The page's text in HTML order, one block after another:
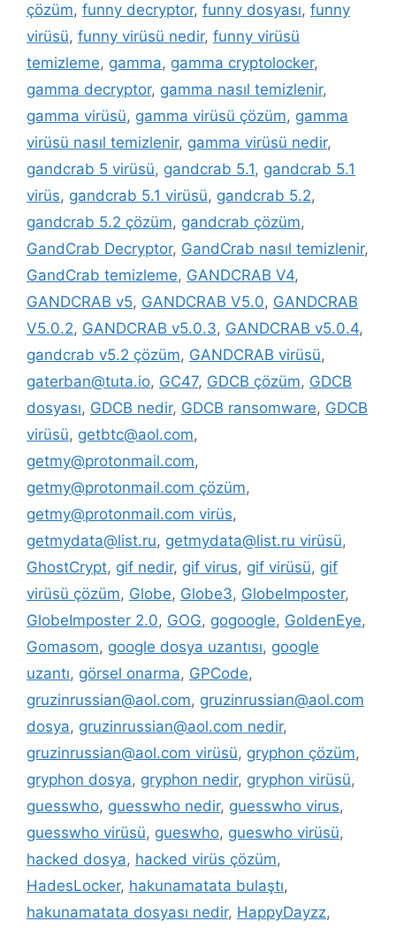
çözüm, funny decryptor, funny dosyası, funny
virüsü, funny virüsü nedir, funny virüsü
temizleme, gamma, gamma cryptolocker,
gamma decryptor, gamma nasıl temizlenir,
gamma virüsü, gamma virüsü çözüm, gamma
virüsü nasıl temizlenir, gamma virüsü nedir,
gandcrab 5 virüsü, gandcrab 5.1, gandcrab 5.1
virüs, gandcrab 5.1 virüsü, gandcrab 5.2,
gandcrab 5.2 çözüm, gandcrab çözüm,
GandCrab Decryptor, GandCrab nasıl temizlenir,
GandCrab temizleme, GANDCRAB V4,
GANDCRAB v5, GANDCRAB V5.0, GANDCRAB
V5.0.2, GANDCRAB v5.0.3, GANDCRAB v5.0.4,
gandcrab v5.2 çözüm, GANDCRAB virüsü,
gaterban@tuta.io, GC47, GDCB çözüm, GDCB
dosyası, GDCB nedir, GDCB ransomware, GDCB
virüsü, getbtc@aol.com,
getmy@protonmail.com,
getmy@protonmail.com çözüm,
getmy@protonmail.com virüs,
getmydata@list.ru, getmydata@list.ru virüsü,
GhostCrypt, gif nedir, gif virus, gif virüsü, gif
virüsü çözüm, Globe, Globe3, GlobeImposter,
GlobeImposter 2.0, GOG, gogoogle, GoldenEye,
Gomasom, google dosya uzantısı, google
uzantı, görsel onarma, GPCode,
gruzinrussian@aol.com, gruzinrussian@aol.com
dosya, gruzinrussian@aol.com nedir,
gruzinrussian@aol.com virüsü, gryphon çözüm,
gryphon dosya, gryphon nedir, gryphon virüsü,
guesswho, guesswho nedir, guesswho virus,
guesswho virüsü, gueswho, gueswho virüsü,
hacked dosya, hacked virüs çözüm,
HadesLocker, hakunamatata bulaştı,
hakunamatata dosyası nedir, HappyDayzz,